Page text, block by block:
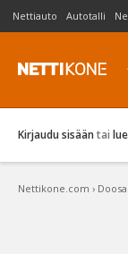
Nettiauto Autotalli
Kirjaudu sisään tai
Nettikone.com ›